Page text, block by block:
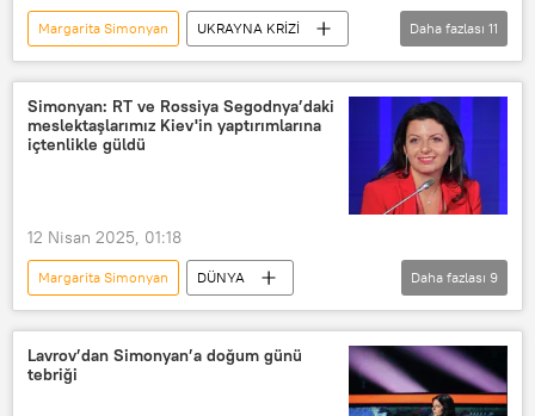
Margarita Simonyan
UKRAYNA KRİZİ
ABD
Mihail Ulyanov
Donald Trump
İgor Mosiyçuk
Viyana
ABD
Ukrayna
Daha fazlası 11
Simonyan: RT ve Rossiya Segodnya’daki
meslektaşlarımız Kiev'in yaptırımlarına
içtenlikle güldü
12 Nisan 2025, 01:18
Margarita Simonyan
DÜNYA
Russia Today (RT)
Rossiya Segodnya
Sputnik
Ukrayna
Yaptırım
Daha fazlası 9
Lavrov’dan Simonyan’a doğum günü
tebriği